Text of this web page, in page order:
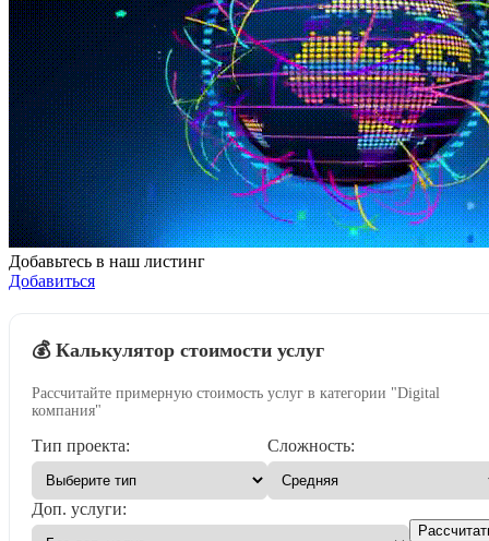
Добавьтесь в наш листинг
Добавиться
💰 Калькулятор стоимости услуг
Рассчитайте примерную стоимость услуг в категории "Digital
компания"
Тип проекта: Сложность:
Доп. услуги: